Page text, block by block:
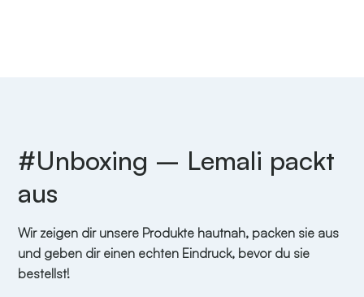
#Unboxing – Lemali packt
aus
Wir zeigen dir unsere Produkte hautnah, packen sie aus
und geben dir einen echten Eindruck, bevor du sie
bestellst!